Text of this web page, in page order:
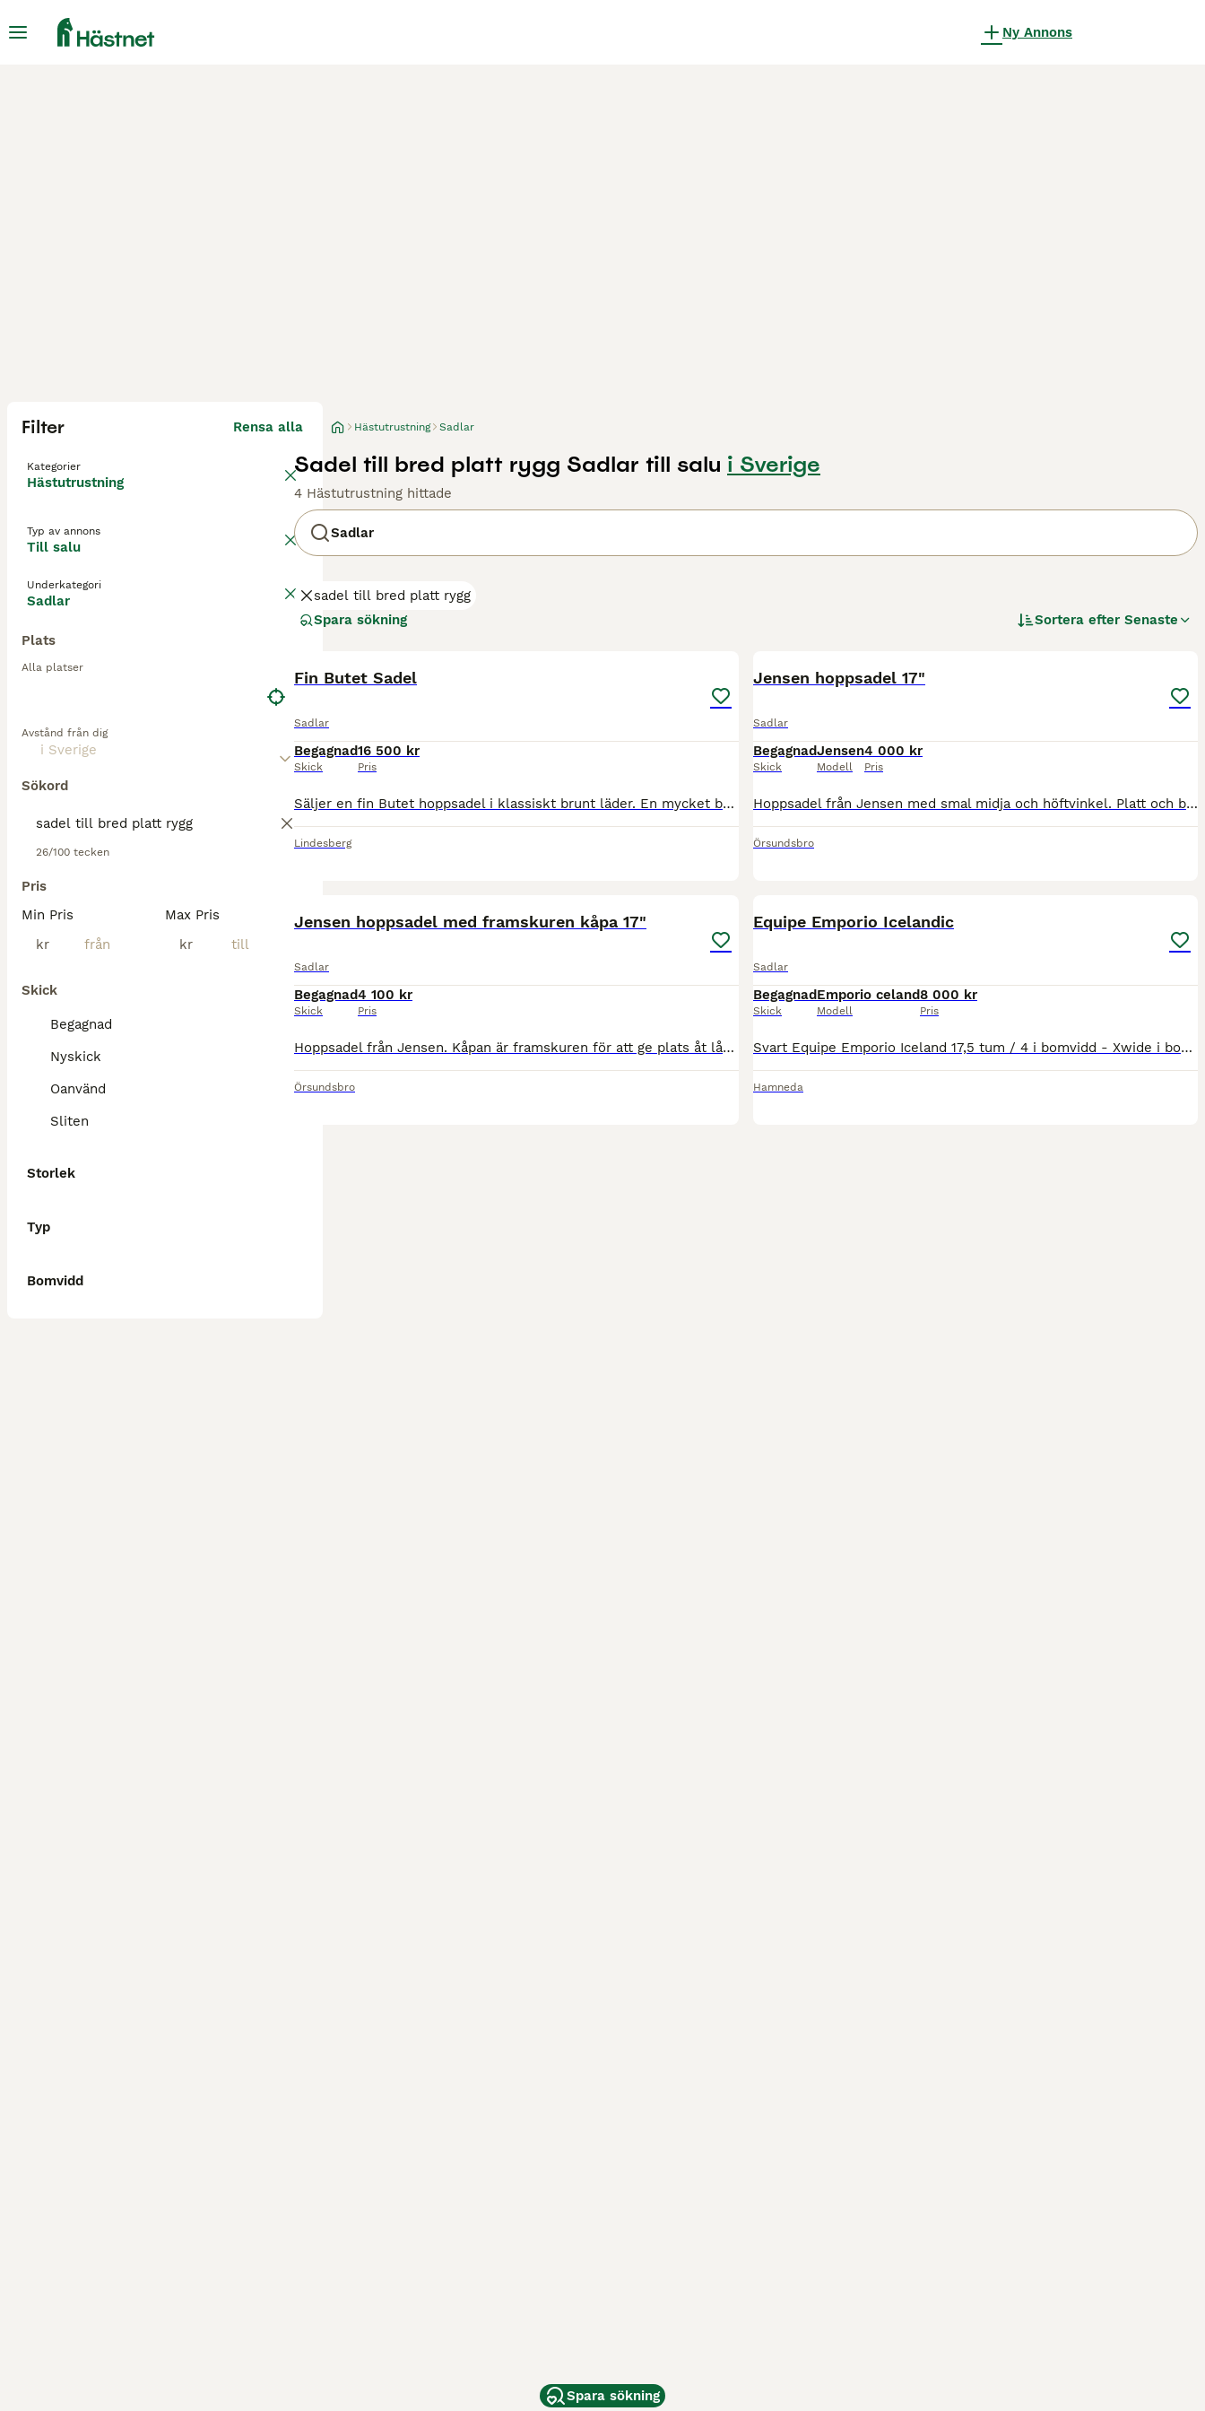
Ny Annons
Filter Rensa alla
Kategorier
Hästutrustning
Typ av annons
Till salu
Underkategori
Sadlar
Plats
Alla platser
Avstånd från dig
Sökord
26/100 tecken
Pris
Min Pris
kr
Max Pris
kr
Skick
Begagnad
Nyskick
Oanvänd
Sliten
Storlek
Typ
Bomvidd
Hästutrustning Sadlar
Sadel till bred platt rygg Sadlar till salu i Sverige
4 Hästutrustning hittade
Sadlar
sadel till bred platt rygg
Spara sökning
Sortera efter Senaste
Fin Butet Sadel
Sadlar
Begagnad
Skick
16 500 kr
Pris
Säljer en fin Butet hoppsadel i klassiskt brunt läder. En mycket bekväm kvalitetssadel med mjukt läder och den känsla som Butet är kända för Sadeln är i begagnat skick med normalt slitage. Knästöden
Lindesberg
Jensen hoppsadel 17"
Sadlar
Begagnad
Skick
Jensen
Modell
4 000 kr
Pris
Hoppsadel från Jensen med smal midja och höftvinkel. Platt och brett säte. Passar hästar med rak rygg och platt länd. Bomvidd: Wide Sits: 17" Skick: Normalt slitage för en äldre sadel ink. lite blekt
Örsundsbro
Jensen hoppsadel med framskuren kåpa 17"
Sadlar
Begagnad
Skick
4 100 kr
Pris
Hoppsadel från Jensen. Kåpan är framskuren för att ge plats åt långa ben. Smal midja, platt säte. Passar hästar med rak rygg och kan anpassas både efter välmusklade och muskelfattiga hästar. Bomvidd:
Örsundsbro
Equipe Emporio Icelandic
Sadlar
Begagnad
Skick
Emporio celand
Modell
8 000 kr
Pris
Svart Equipe Emporio Iceland 17,5 tum / 4 i bomvidd - Xwide i bomvidd beg Iceland sadel. Helt nya latex paneler bytta juli 2025 för en kostnad av 6500 kr. Extra vid kanal. Passar bredare hästar med
Hamneda
Spara sökning